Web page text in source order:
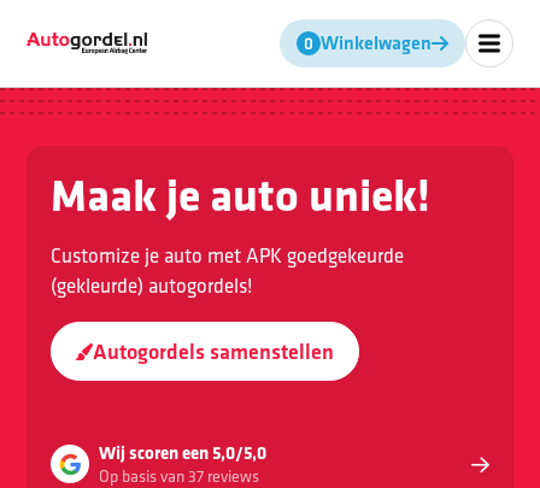
Winkelwagen
Geen producten in de
Maak je auto uniek!
Customize je auto met APK goedgekeurde
(gekleurde) autogordels!
Autogordels samenstellen
Wij scoren een 5,0/5,0
Op basis van 37 reviews